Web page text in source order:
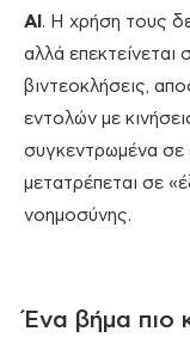
AI . Η χρήση τους
αλλά επεκτείνεται
βιντεοκλήσεις,
εντολών με
συγκεντρωμένα σε
μετατρέπεται σε
νοημοσύνης.
Ένα βήμα πιο